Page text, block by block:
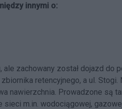
innymi o:
ale zachowany został dojazd do
retencyjnego, a ul. Stogi.
nawierzchnia. Prowadzone są
m.in. wodociągowej,